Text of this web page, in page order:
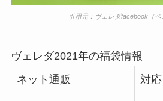
引用元：ヴェレダfacebook（ベ
ヴェレダ2021年の福袋情報
ネット通販
対応